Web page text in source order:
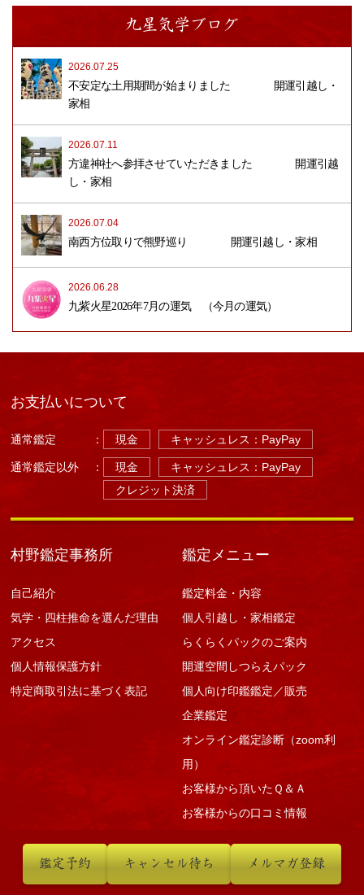
九星気学ブログ
2026.07.25
不安定な土用期間が始まりました 開運引越し・
家相
2026.07.11
方違神社へ参拝させていただきました 開運引越
し・家相
2026.07.04
南西方位取りで熊野巡り 開運引越し・家相
2026.06.28
九紫火星2026年7月の運気 （今月の運気）
お支払いについて
通常鑑定 ： 現金 キャッシュレス：PayPay
通常鑑定以外 ： 現金
キャッシュレス：PayPay
クレジット決済
村野鑑定事務所
自己紹介
気学・四柱推命を選んだ理由
アクセス
個人情報保護方針
特定商取引法に基づく表記
鑑定メニュー
鑑定料金・内容
個人引越し・家相鑑定
らくらくパックのご案内
開運空間しつらえパック
個人向け印鑑鑑定／販売
企業鑑定
オンライン鑑定診断（zoom利
用）
お客様から頂いたＱ＆Ａ
お客様からの口コミ情報
取扱商品 転居の極意
鑑定予約 キャンセル待ち メルマガ登録